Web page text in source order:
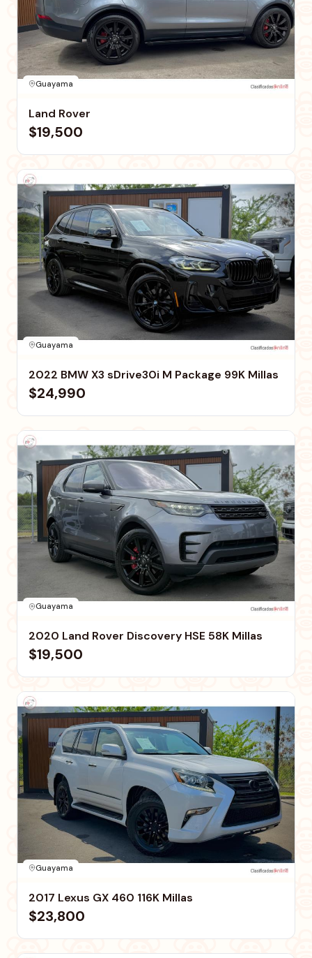
Guayama
Land Rover
$19,500
Guayama
2022 BMW X3 sDrive30i M Package 99K Millas
$24,990
Guayama
2020 Land Rover Discovery HSE 58K Millas
$19,500
Guayama
2017 Lexus GX 460 116K Millas
$23,800